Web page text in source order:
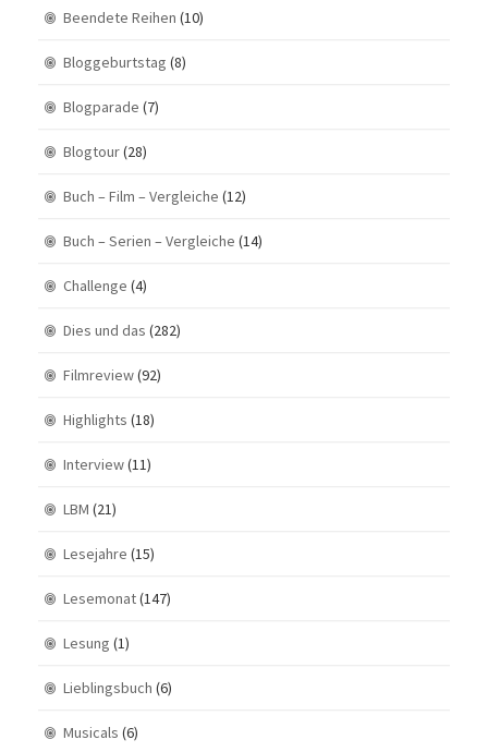
Beendete Reihen (10)
Bloggeburtstag (8)
Blogparade (7)
Blogtour(28)
Buch – Film – Vergleiche (12)
Buch – Serien – Vergleiche (14)
Challenge (4)
Dies und das (282)
Filmreview(92)
Highlights (18)
Interview(11)
LBM (21)
Lesejahre (15)
Lesemonat(147)
Lesung (1)
Lieblingsbuch (6)
Musicals (6)